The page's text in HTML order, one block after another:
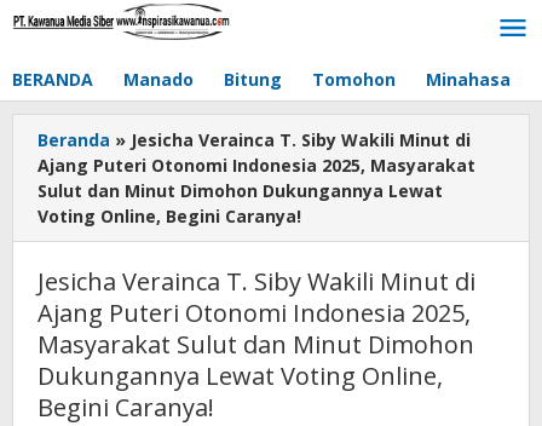
Lewati
BERANDA Manado Bitung Tomohon Minahasa
Beranda » Jesicha Verainca T. Siby Wakili Minut di
Ajang Puteri Otonomi Indonesia 2025, Masyarakat
Sulut dan Minut Dimohon Dukungannya Lewat
Voting Online, Begini Caranya!
Jesicha Verainca T. Siby Wakili Minut di
Ajang Puteri Otonomi Indonesia 2025,
Masyarakat Sulut dan Minut Dimohon
Dukungannya Lewat Voting Online,
Begini Caranya!